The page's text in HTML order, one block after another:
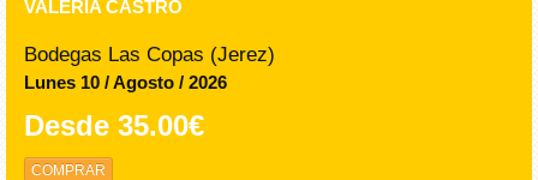
VALERIA CASTRO
Bodegas Las Copas (Jerez)
Lunes 10 / Agosto / 2026
Desde 35.00€
COMPRAR